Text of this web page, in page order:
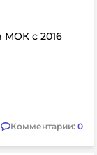
МОК с 2016
Комментарии: 0